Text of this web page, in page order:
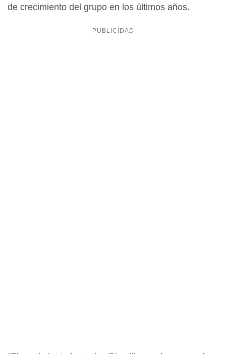
de crecimiento del grupo en los últimos años.